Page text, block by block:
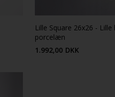
Lille Square 26x26 - Lille
porcelæn
1.992,00 DKK